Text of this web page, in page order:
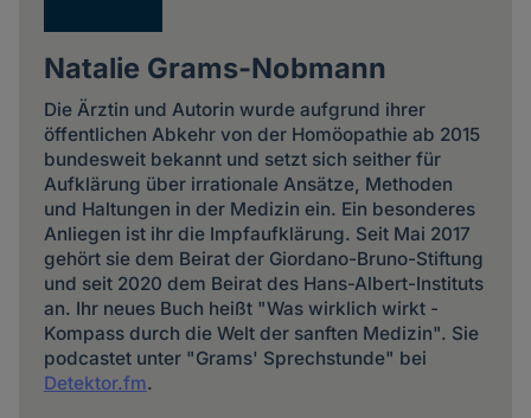
Natalie Grams-Nobmann
Die Ärztin und Autorin wurde aufgrund ihrer
öffentlichen Abkehr von der Homöopathie ab 2015
bundesweit bekannt und setzt sich seither für
Aufklärung über irrationale Ansätze, Methoden
und Haltungen in der Medizin ein. Ein besonderes
Anliegen ist ihr die Impfaufklärung. Seit Mai 2017
gehört sie dem Beirat der Giordano-Bruno-Stiftung
und seit 2020 dem Beirat des Hans-Albert-Instituts
an. Ihr neues Buch heißt "Was wirklich wirkt -
Kompass durch die Welt der sanften Medizin". Sie
podcastet unter "Grams' Sprechstunde" bei
Detektor.fm.